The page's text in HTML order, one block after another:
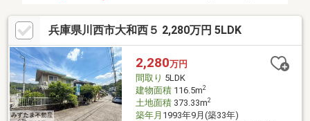
兵庫県川西市大和西５ 2,280万円 5LDK
2,280万円
間取り 5LDK
建物面積116.5m2
土地面積373.33m2
築年月 1993年9月(築33年)